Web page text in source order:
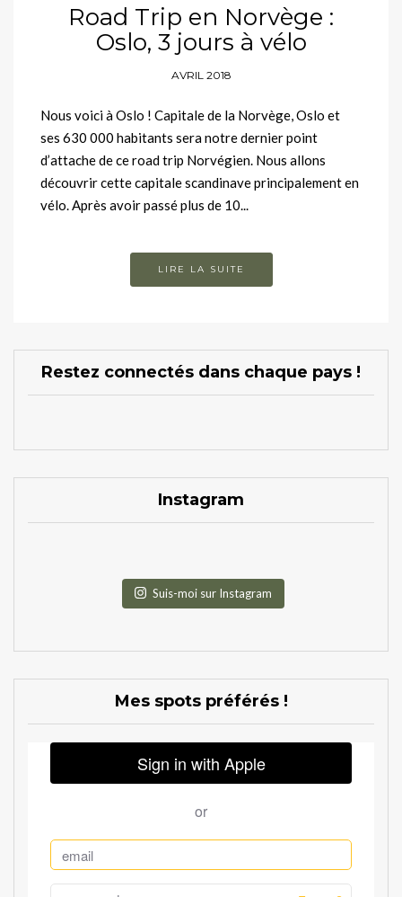
Road Trip en Norvège :
Oslo, 3 jours à vélo
AVRIL 2018
Nous voici à Oslo ! Capitale de la Norvège, Oslo et
ses 630 000 habitants sera notre dernier point
d’attache de ce road trip Norvégien. Nous allons
découvrir cette capitale scandinave principalement en
vélo. Après avoir passé plus de 10...
LIRE LA SUITE
Restez connectés dans chaque pays !
Instagram
Suis-moi sur Instagram
Mes spots préférés !